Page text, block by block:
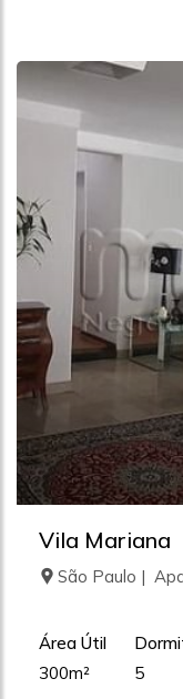
Vila Mariana
São Paulo |
Área Útil
300m²
5